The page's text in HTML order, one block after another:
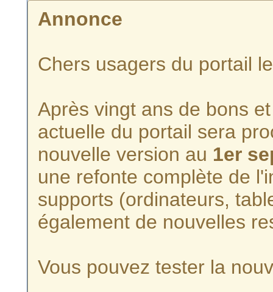
Annonce
Chers usagers du portail
Après vingt ans de bons
actuelle du portail sera
nouvelle version au 1er
une refonte complète de
supports (ordinateurs,
également de nouvelles
Vous pouvez tester la